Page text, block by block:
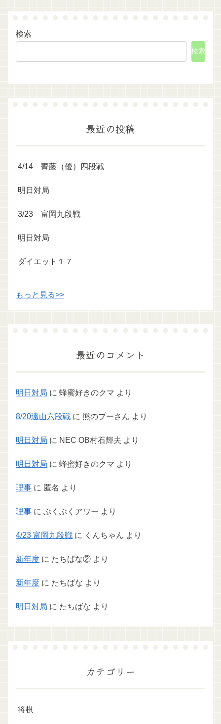
検索
検索
最近の投稿
4/14 齊藤（優）四段戦
明日対局
3/23 富岡九段戦
明日対局
ダイエット１７
もっと見る>>
最近のコメント
明日対局 に 蜂蜜好きのクマ より
8/20遠山六段戦 に 熊のプーさん より
明日対局 に NEC OB村石輝夫 より
明日対局 に 蜂蜜好きのクマ より
理事 に 匿名 より
理事 に ぶくぶくアワー より
4/23 富岡九段戦 に くんちゃん より
新年度 に たちばな② より
新年度 に たちばな より
明日対局 に たちばな より
カテゴリー
将棋